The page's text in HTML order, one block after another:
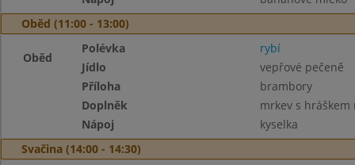
Oběd (11:00 - 13:00)
Oběd
Polévka
rybí
Jídlo
vepřové pečeně
Příloha
brambory
Doplněk
mrkev s hráškem
Nápoj
kyselka
Svačina (14:00 - 14:30)